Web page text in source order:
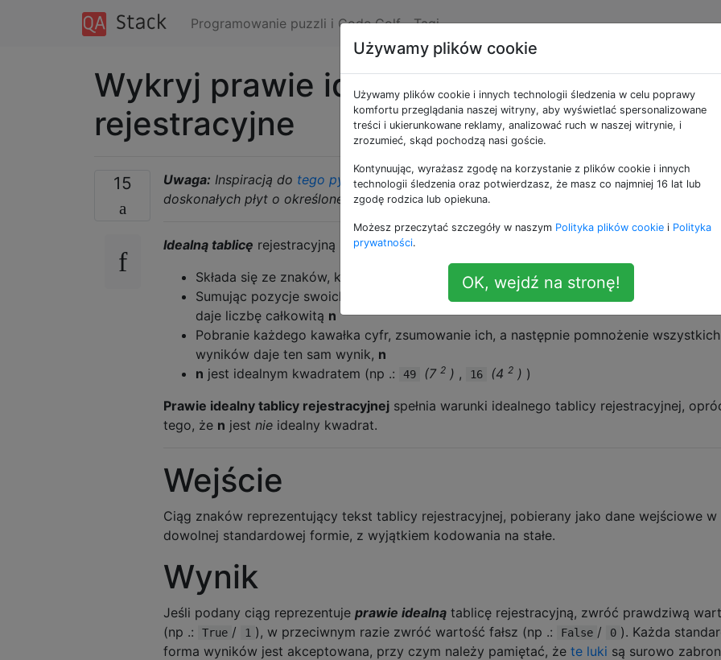
Programowanie puzzli i Code Golf Tagi
Wykryj prawie idealne tablice
rejestracyjne
15 Uwaga: Inspiracją do tego pytania jest@Willbeing,gdzie zadaniem było policzyć liczbę
doskonałych płyt o określonej długości, ale jest nieco inna.
Idealną tablicę rejestracyjną nazywamytablicą
Składa się ze znaków, które mogą być dużymi literami ( [A-Z] ) lub cyframi (
Sumując pozycje swoich liter w alfabecie angielskim,
(tzn . A=1,B=2,...,Z=26
daje liczbę całkowitą n
Pobranie każdego kawałka cyfr, zsumowanie ich, a następnie pomnożenie wszystkich
wyników daje ten sam wynik, n
n jest idealnym kwadratem (np .: 49 (7 2 ) , 16 (4 2 ) )
Prawie idealny tablicy rejestracyjnej spełnia warunki idealnego tablicy rejestracyjnej,
tego, że n jest nie idealny kwadrat.
Wejście
Ciąg znaków reprezentujący tekst tablicy rejestracyjnej, pobierany jako dane wejściowe w
dowolnej standardowej formie, z wyjątkiem kodowania na stałe.
Wynik
Jeśli podany ciąg reprezentuje prawie idealną tablicę rejestracyjną, zwróć prawdziwą
(np .:
True / 1 ), w przeciwnym razie zwróć wartość fałsz (np .: False / 0 ). Każda
forma wyników jest akceptowana, przy czym należy pamiętać, że te luki są surowo
Używamy plików cookie
Używamy plików cookie i innych technologii śledzenia w celu poprawy
komfortu przeglądania naszej witryny, aby wyświetlać spersonalizowane
treści i ukierunkowane reklamy, analizować ruch w naszej witrynie, i
zrozumieć, skąd pochodzą nasi goście.
Kontynuując, wyrażasz zgodę na korzystanie z plików cookie i innych
technologii śledzenia oraz potwierdzasz, że masz co najmniej 16 lat lub
zgodę rodzica lub opiekuna.
Możesz przeczytać szczegóły w naszym Polityka plików cookie i Polityka
prywatności.
OK, wejdź na stronę!